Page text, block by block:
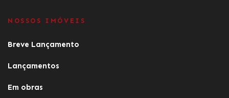
NOSSOS IMÓVEIS
Breve Lançamento
Lançamentos
Em obras